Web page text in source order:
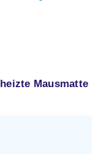
Mausmatte